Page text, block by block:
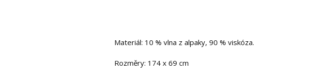
Materiál: 10 % vlna z alpaky, 90 % viskóza.
Rozměry: 174 x 69 cm